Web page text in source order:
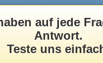
auf jede
Antwort.
Teste uns